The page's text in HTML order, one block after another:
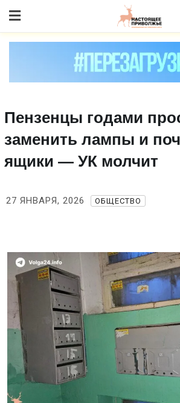
to content
Пензенцы годами
заменить лампы и
ящики — УК молчит
27 ЯНВАРЯ, 2026 ОБЩЕСТВО